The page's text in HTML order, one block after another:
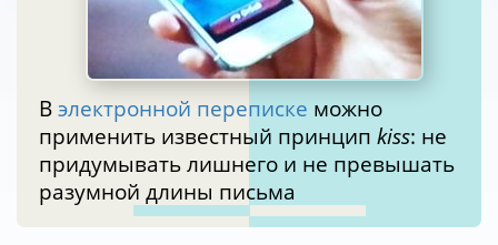
В электронной переписке можно
применить известный принцип kiss: не
придумывать лишнего и не превышать
разумной длины письма